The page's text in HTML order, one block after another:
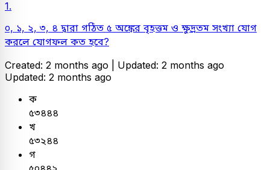
1.
০, ১, ২, ৩, ৪ দ্বারা গঠিত ৫ অঙ্কের বৃহত্তম ও ক্ষুদ্রতম সংখ্যা যোগ
করলে যোগফল কত হবে?
Created: 2 months ago | Updated: 2 months ago
Updated: 2 months ago
ক
৫৩৪৪৪
খ
৫৩২৪৪
গ